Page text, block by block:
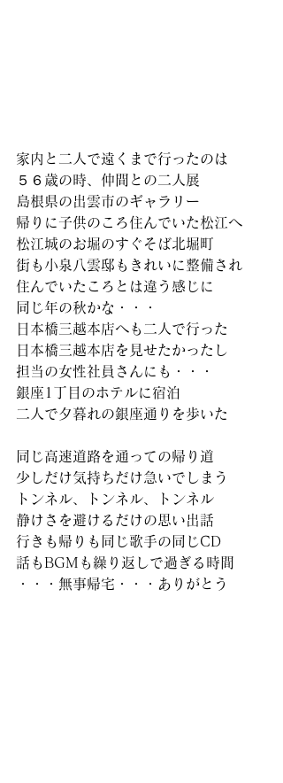
家内と二人で遠くまで行ったのは
５６歳の時、仲間との二人展
島根県の出雲市のギャラリー
帰りに子供のころ住んでいた松江へ
松江城のお堀のすぐそば北堀町
街も小泉八雲邸もきれいに整備され
住んでいたころとは違う感じに
同じ年の秋かな・・・
日本橋三越本店へも二人で行った
日本橋三越本店を見せたかったし
担当の女性社員さんにも・・・
銀座1丁目のホテルに宿泊
二人で夕暮れの銀座通りを歩いた
同じ高速道路を通っての帰り道
少しだけ気持ちだけ急いでしまう
トンネル、トンネル、トンネル
静けさを避けるだけの思い出話
行きも帰りも同じ歌手の同じCD
話もBGMも繰り返しで過ぎる時間
・・・無事帰宅・・・ありがとう